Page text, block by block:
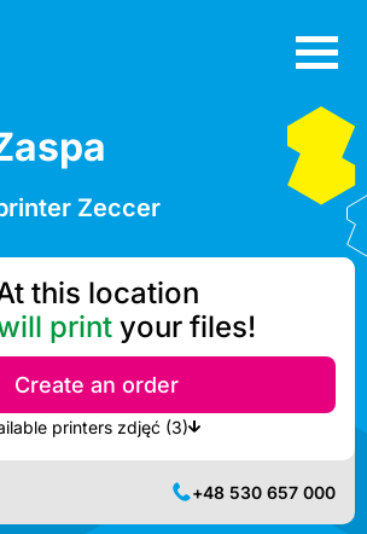
Zeccer
this location
print your files!
Create an order
Show nearest available printers zdjęć (3)
+48 530 657 000